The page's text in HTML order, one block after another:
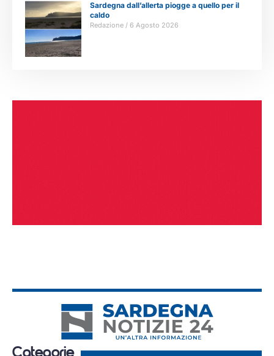
Sardegna dall’allerta piogge a quello per il
caldo
Redazione 6 Agosto 2026